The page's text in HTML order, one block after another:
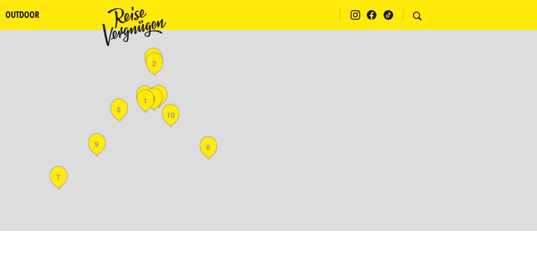
OUTDOOR
1
9
6
2
3
5
7
8
10
11